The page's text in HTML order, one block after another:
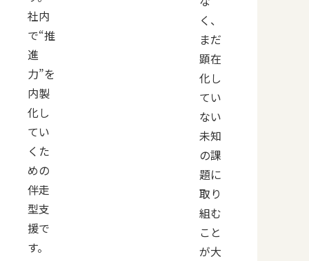
社内
で“推
進
力”を
内製
化し
てい
くた
めの
伴走
型支
援で
す。
く、
まだ
顕在
化し
てい
ない
未知
の課
題に
取り
組む
こと
が大